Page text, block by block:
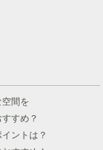
間を
すめ？
ントは？